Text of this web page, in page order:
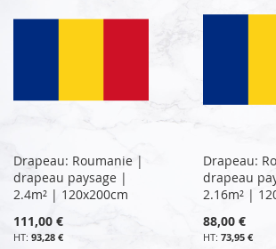
Drapeau: Roumanie |
drapeau paysage |
2.4m² | 120x200cm
111,00 €
93,28 €
Drapeau:
drapeau
2.16m² |
88,00 €
73,95 €